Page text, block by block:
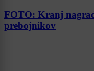
FOTO: Kranj
prebojnikov